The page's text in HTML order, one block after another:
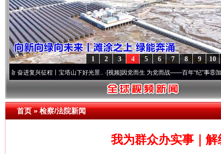
10
9
8
7
6
5
4
3
2
1
兴征程丨宝塔山下好光景..·[视频]因党而生 为党而战——百年“纪”事⑧加强纪律..·[
首页»检察/法院新闻
我为群众办实事｜